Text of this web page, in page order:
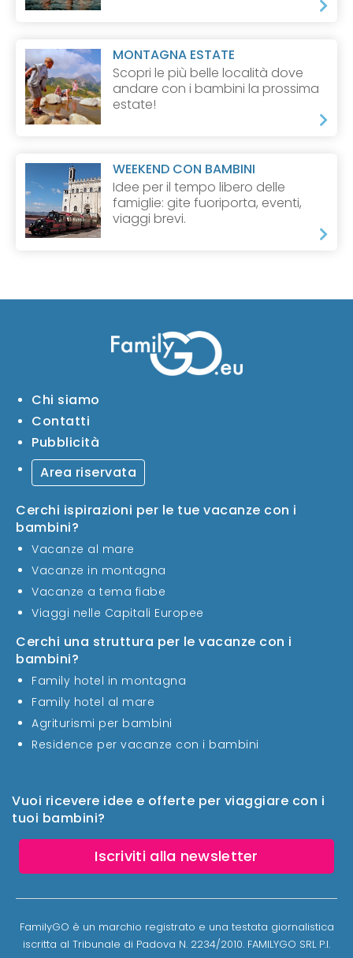
MONTAGNA ESTATE
Scopri le più belle località dove
andare con i bambini la prossima
estate!
WEEKEND CON BAMBINI
Idee per il tempo libero delle
famiglie: gite fuoriporta, eventi,
viaggi brevi.
Vuoi ricevere idee e offerte per viaggiare con i
tuoi bambini?
Iscriviti alla newsletter
Chi siamo
Contatti
Pubblicità
Area riservata
Cerchi ispirazioni per le tue vacanze con i
bambini?
Vacanze al mare
Vacanze in montagna
Vacanze a tema fiabe
Viaggi nelle Capitali Europee
Cerchi una struttura per le vacanze con i
bambini?
Family hotel in montagna
Family hotel al mare
Agriturismi per bambini
Residence per vacanze con i bambini
FamilyGO è un marchio registrato e una testata giornalistica
iscritta al Tribunale di Padova N. 2234/2010. FAMILYGO SRL P.I.